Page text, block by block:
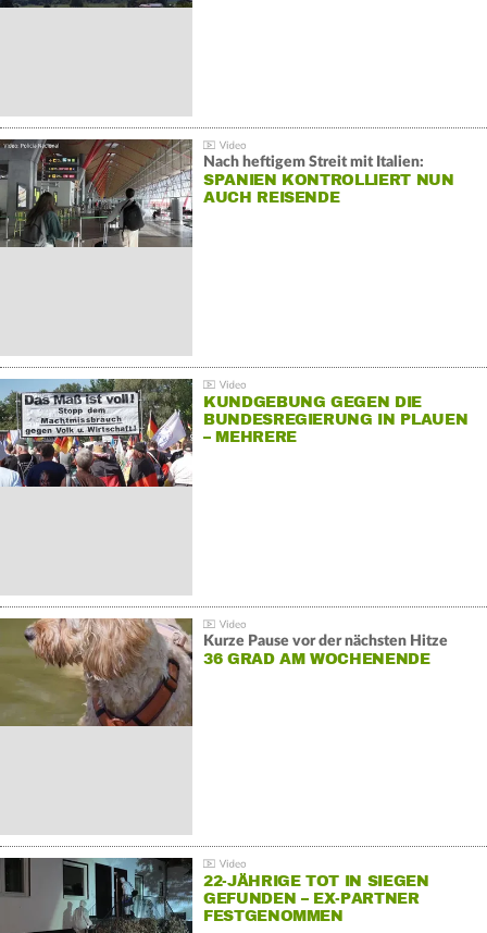
Nach heftigem Streit mit Italien:
SPANIEN KONTROLLIERT NUN
AUCH REISENDE
KUNDGEBUNG GEGEN DIE
BUNDESREGIERUNG IN PLAUEN
– MEHRERE
Kurze Pause vor der nächsten Hitze
36 GRAD AM WOCHENENDE
22-JÄHRIGE TOT IN SIEGEN
GEFUNDEN – EX-PARTNER
FESTGENOMMEN